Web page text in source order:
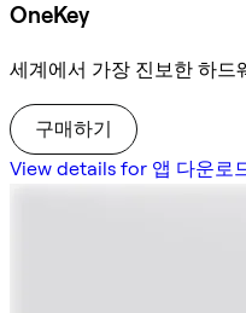
OneKey
세계에서 가장 진보한 하드
구매하기
View details for 앱 다운로